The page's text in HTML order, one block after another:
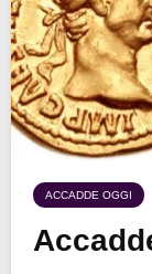
ACCADDE OGGI